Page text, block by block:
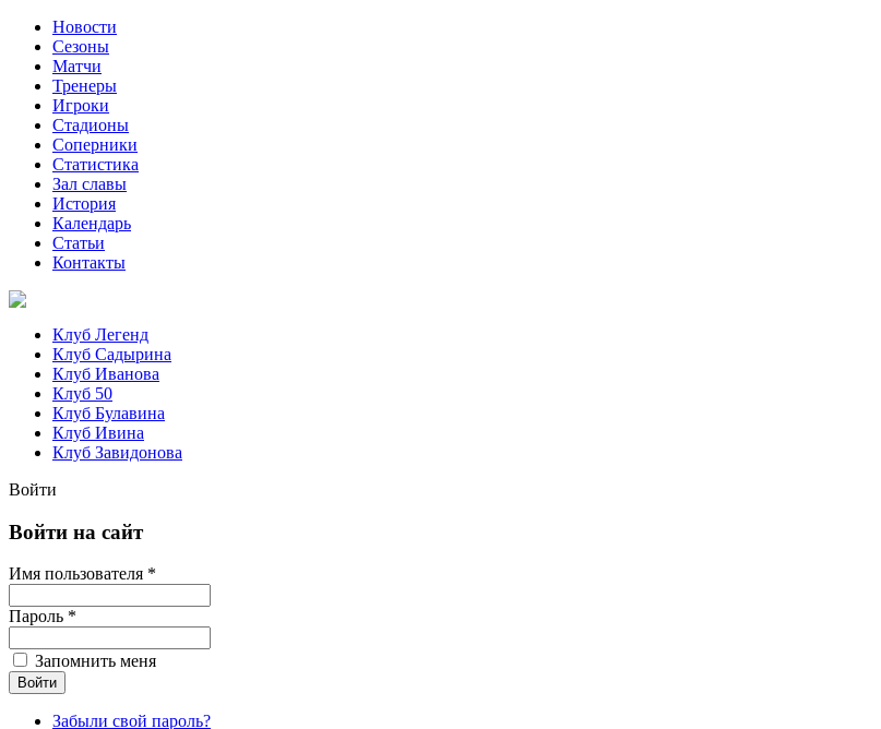
Новости
Сезоны
Матчи
Тренеры
Игроки
Стадионы
Соперники
Статистика
Зал славы
История
Календарь
Статьи
Контакты
Клуб Легенд
Клуб Садырина
Клуб Иванова
Клуб 50
Клуб Булавина
Клуб Ивина
Клуб Завидонова
Войти
Войти на сайт
Имя пользователя *
Пароль *
Запомнить меня
Забыли свой пароль?